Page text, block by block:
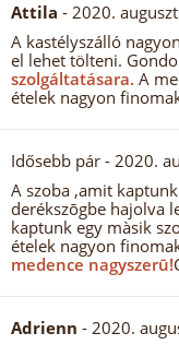
Attila - 2020.
A kastélyszálló
el lehet tölteni.
szolgáltatásara. A
ételek nagyon
Idősebb pár - 2020.
A szoba ,amit
derékszōgbe hajolva
kaptunk egy màsik
ételek nagyon
medence nagyszerū!
Adrienn - 2020.